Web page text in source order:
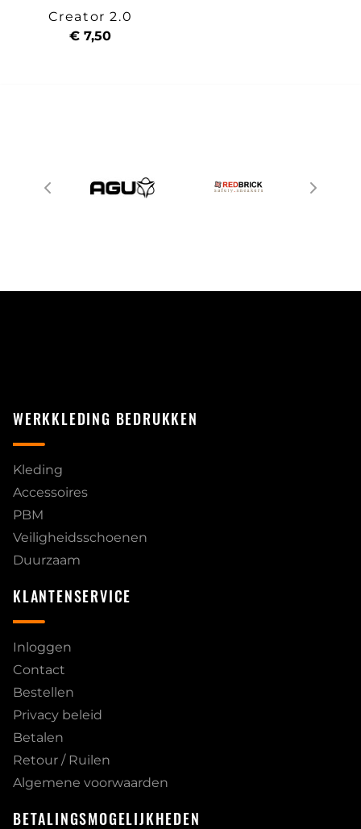
Creator 2.0
€ 7,50
WERKKLEDING BEDRUKKEN
Kleding
Accessoires
PBM
Veiligheidsschoenen
Duurzaam
KLANTENSERVICE
Inloggen
Contact
Bestellen
Privacy beleid
Betalen
Retour / Ruilen
Algemene voorwaarden
BETALINGSMOGELIJKHEDEN